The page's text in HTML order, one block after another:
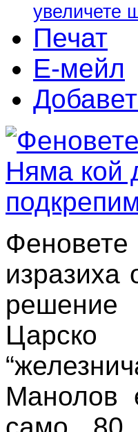
увеличете
Печат
Е-мейл
изразиха
Манолов